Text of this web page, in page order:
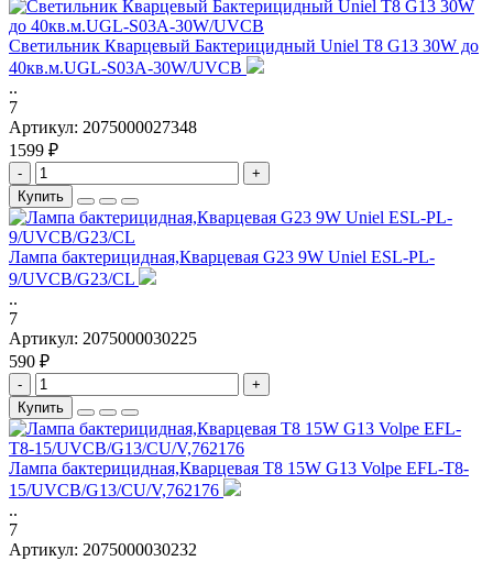
Светильник Кварцевый Бактерицидный Uniel T8 G13 30W до
40кв.м.UGL-S03A-30W/UVCB
..
7
Артикул: 2075000027348
1599 ₽
-
+
Купить
Лампа бактерицидная,Кварцевая G23 9W Uniel ESL-PL-
9/UVCB/G23/CL
..
7
Артикул: 2075000030225
590 ₽
-
+
Купить
Лампа бактерицидная,Кварцевая T8 15W G13 Volpe EFL-T8-
15/UVCB/G13/CU/V,762176
..
7
Артикул: 2075000030232